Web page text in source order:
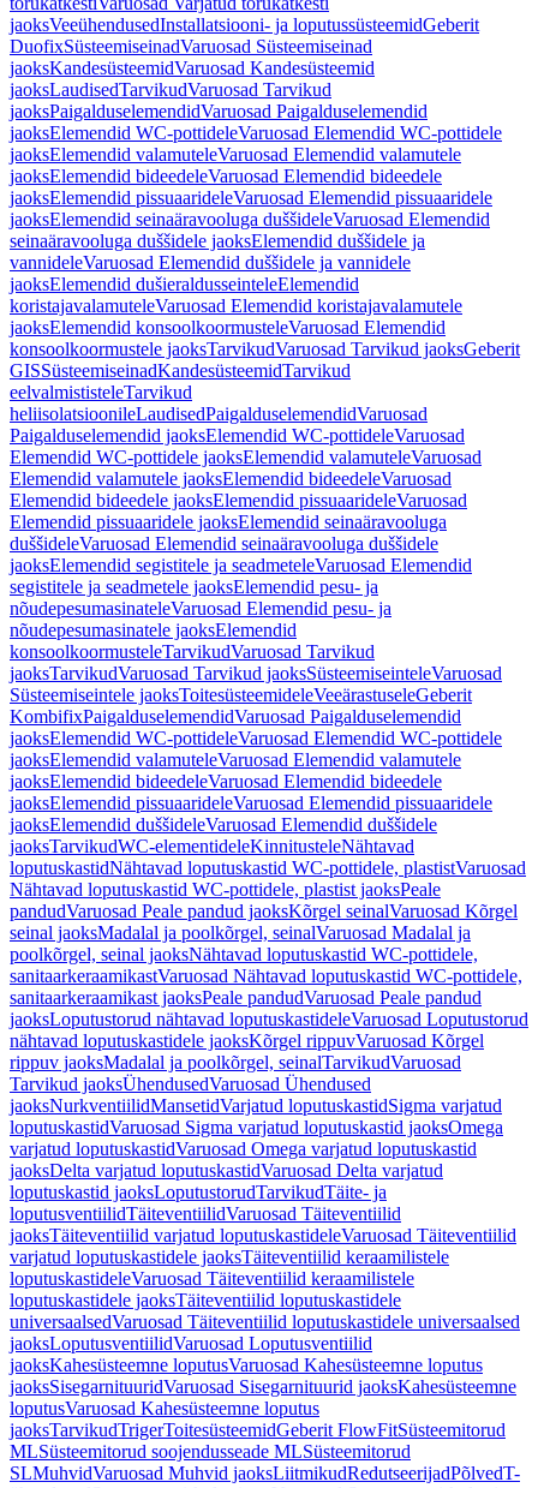
jaoksVeeühendusedInstallatsiooni- ja loputussüsteemidGeberit
DuofixSüsteemiseinadVaruosad Süsteemiseinad
jaoksKandesüsteemidVaruosad Kandesüsteemid
jaoksLaudisedTarvikudVaruosad Tarvikud
jaoksPaigalduselemendidVaruosad Paigalduselemendid
jaoksElemendid WC-pottideleVaruosad Elemendid WC-pottidele
jaoksElemendid valamuteleVaruosad Elemendid valamutele
jaoksElemendid bideedeleVaruosad Elemendid bideedele
jaoksElemendid pissuaarideleVaruosad Elemendid pissuaaridele
jaoksElemendid seinaäravooluga duššideleVaruosad Elemendid
seinaäravooluga duššidele jaoksElemendid duššidele ja
vannideleVaruosad Elemendid duššidele ja vannidele
jaoksElemendid dušieraldusseinteleElemendid
koristajavalamuteleVaruosad Elemendid koristajavalamutele
jaoksElemendid konsoolkoormusteleVaruosad Elemendid
konsoolkoormustele jaoksTarvikudVaruosad Tarvikud jaoksGeberit
GISSüsteemiseinadKandesüsteemidTarvikud
eelvalmististeleTarvikud
heliisolatsioonileLaudisedPaigalduselemendidVaruosad
Paigalduselemendid jaoksElemendid WC-pottideleVaruosad
Elemendid WC-pottidele jaoksElemendid valamuteleVaruosad
Elemendid valamutele jaoksElemendid bideedeleVaruosad
Elemendid bideedele jaoksElemendid pissuaarideleVaruosad
Elemendid pissuaaridele jaoksElemendid seinaäravooluga
duššideleVaruosad Elemendid seinaäravooluga duššidele
jaoksElemendid segistitele ja seadmeteleVaruosad Elemendid
segistitele ja seadmetele jaoksElemendid pesu- ja
nõudepesumasinateleVaruosad Elemendid pesu- ja
nõudepesumasinatele jaoksElemendid
konsoolkoormusteleTarvikudVaruosad Tarvikud
jaoksTarvikudVaruosad Tarvikud jaoksSüsteemiseinteleVaruosad
Süsteemiseintele jaoksToitesüsteemideleVeeärastuseleGeberit
KombifixPaigalduselemendidVaruosad Paigalduselemendid
jaoksElemendid WC-pottideleVaruosad Elemendid WC-pottidele
jaoksElemendid valamuteleVaruosad Elemendid valamutele
jaoksElemendid bideedeleVaruosad Elemendid bideedele
jaoksElemendid pissuaarideleVaruosad Elemendid pissuaaridele
jaoksElemendid duššideleVaruosad Elemendid duššidele
jaoksTarvikudWC-elementideleKinnitusteleNähtavad
loputuskastidNähtavad loputuskastid WC-pottidele, plastistVaruosad
Nähtavad loputuskastid WC-pottidele, plastist jaoksPeale
pandudVaruosad Peale pandud jaoksKõrgel seinalVaruosad Kõrgel
seinal jaoksMadalal ja poolkõrgel, seinalVaruosad Madalal ja
poolkõrgel, seinal jaoksNähtavad loputuskastid WC-pottidele,
sanitaarkeraamikastVaruosad Nähtavad loputuskastid WC-pottidele,
sanitaarkeraamikast jaoksPeale pandudVaruosad Peale pandud
jaoksLoputustorud nähtavad loputuskastideleVaruosad Loputustorud
nähtavad loputuskastidele jaoksKõrgel rippuvVaruosad Kõrgel
rippuv jaoksMadalal ja poolkõrgel, seinalTarvikudVaruosad
Tarvikud jaoksÜhendusedVaruosad Ühendused
jaoksNurkventiilidMansetidVarjatud loputuskastidSigma varjatud
loputuskastidVaruosad Sigma varjatud loputuskastid jaoksOmega
varjatud loputuskastidVaruosad Omega varjatud loputuskastid
jaoksDelta varjatud loputuskastidVaruosad Delta varjatud
loputuskastid jaoksLoputustorudTarvikudTäite- ja
loputusventiilidTäiteventiilidVaruosad Täiteventiilid
jaoksTäiteventiilid varjatud loputuskastideleVaruosad Täiteventiilid
varjatud loputuskastidele jaoksTäiteventiilid keraamilistele
loputuskastideleVaruosad Täiteventiilid keraamilistele
loputuskastidele jaoksTäiteventiilid loputuskastidele
universaalsedVaruosad Täiteventiilid loputuskastidele universaalsed
jaoksLoputusventiilidVaruosad Loputusventiilid
jaoksKahesüsteemne loputusVaruosad Kahesüsteemne loputus
jaoksSisegarnituuridVaruosad Sisegarnituurid jaoksKahesüsteemne
loputusVaruosad Kahesüsteemne loputus
jaoksTarvikudTrigerToitesüsteemidGeberit FlowFitSüsteemitorud
MLSüsteemitorud soojendusseade MLSüsteemitorud
SLMuhvidVaruosad Muhvid jaoksLiitmikudRedutseerijadPõlvedT-